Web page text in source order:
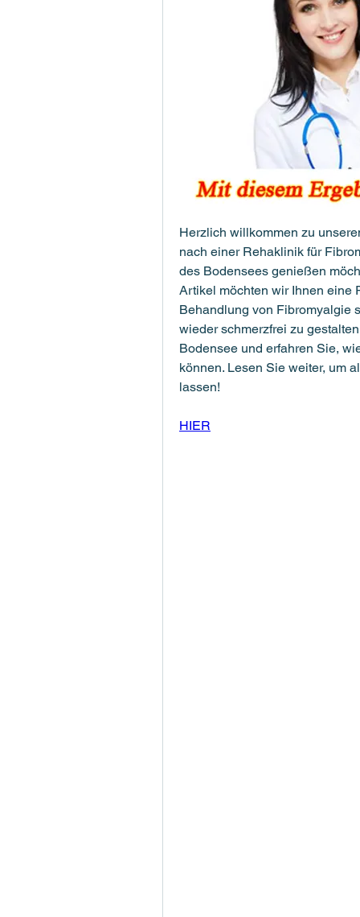
Herzlich willkommen zu
nach einer Rehaklinik für
des Bodensees genießen
Artikel möchten wir Ihnen eine
Behandlung von Fibromyalgie
wieder schmerzfrei zu
Bodensee und erfahren Sie,
können. Lesen Sie weiter, um
lassen!
HIER